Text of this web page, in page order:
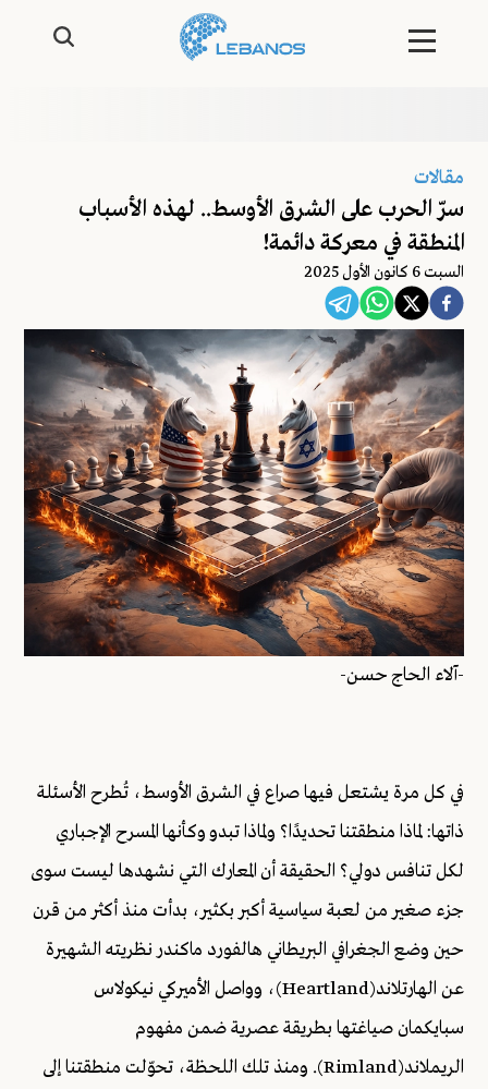
مقالات
سرّ الحرب على الشرق الأوسط.. لهذه الأسباب
المنطقة في معركة دائمة!
السبت 6 كانون الأول 2025
-آلاء الحاج حسن-
في كل مرة يشتعل فيها صراع في الشرق الأوسط، تُطرح الأسئلة
ذاتها: لماذا منطقتنا تحديدًا؟ ولماذا تبدو وكأنها المسرح الإجباري
لكل تنافس دولي؟ الحقيقة أن المعارك التي نشهدها ليست سوى
جزء صغير من لعبة سياسية أكبر بكثير، بدأت منذ أكثر من قرن
حين وضع الجغرافي البريطاني هالفورد ماكندر نظريته الشهيرة
عن الهارتلاند(Heartland)، وواصل الأميركي نيكولاس
سبايكمان صياغتها بطريقة عصرية ضمن مفهوم
الريملاند(Rimland). ومنذ تلك اللحظة، تحوّلت منطقتنا إلى